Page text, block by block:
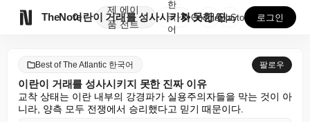
TheNote
제
품
에이
전트
이란이 거래를 성사시키지 못한 진짜 이유
한
국
어
GooglePlay
AppStore 로그인
Best of The Atlantic 한국어 팔로우
이란이 거래를 성사시키지 못한 진짜 이유
교착 상태는 이란 내부의 강경파가 실용주의자들을 막는 것이 아
니라, 양측 모두 전쟁에서 승리했다고 믿기 때문이다.